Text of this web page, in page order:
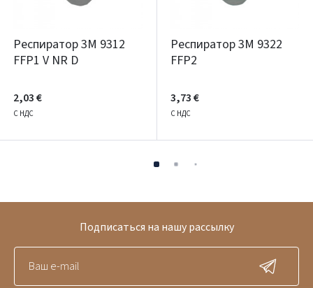
Респиратор 3M 9312
FFP1 V NR D
2,03 €
С НДС
Респиратор 3M 9322
FFP2
3,73 €
С НДС
Подписаться на нашу рассылку